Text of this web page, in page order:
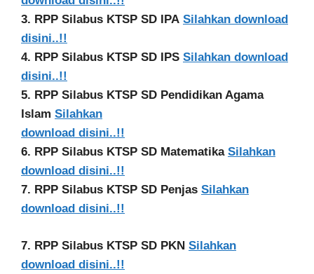
3. RPP Silabus KTSP SD IPA Silahkan download
disini..!!
4. RPP Silabus KTSP SD IPS Silahkan download
disini..!!
5. RPP Silabus KTSP SD Pendidikan Agama
Islam Silahkan
download disini..!!
6. RPP Silabus KTSP SD Matematika Silahkan
download disini..!!
7. RPP Silabus KTSP SD Penjas Silahkan
download disini..!!
7. RPP Silabus KTSP SD PKN Silahkan
download disini..!!